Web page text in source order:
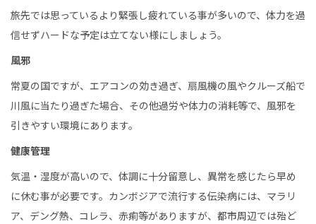
旅先では思っているより緊張し疲れている事が多いので、体力を過
信せずハードな予定は立てない様にしましょう。
風邪
常夏の国ですが、エアコンの効き過ぎ、扇風機の風やクルーズ船で
川風に当たり過ぎた場合、その他過労や体力の消耗等で、風邪を
引きやすい環境にあります。
健康管理
気温・湿度が高いので、体調に十分留意し、異常を感じたら早め
に休む事が必要です。カンボジアで流行する伝染病には、マラリ
ア、デング熱、コレラ、赤痢等がありますが、都市周辺では殆ど